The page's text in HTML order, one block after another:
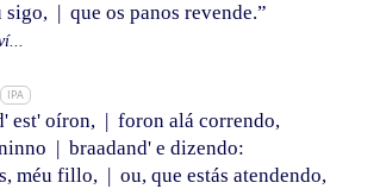
sigo, | que os panos revende.”
IPA
est' oíron, | foron alá correndo,
| braadand' e dizendo:
méu fillo, | ou, que estás atendendo,